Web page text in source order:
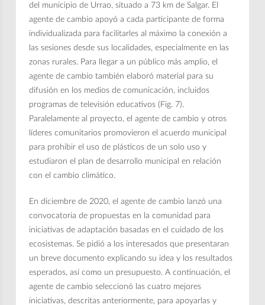
del municipio de Urrao, situado a 73 km de Salgar. El
agente de cambio apoyó a cada participante de forma
individualizada para facilitarles al máximo la conexión a
las sesiones desde sus localidades, especialmente en las
zonas rurales. Para llegar a un público más amplio, el
agente de cambio también elaboró material para su
difusión en los medios de comunicación, incluidos
programas de televisión educativos (Fig. 7).
Paralelamente al proyecto, el agente de cambio y otros
líderes comunitarios promovieron el acuerdo municipal
para prohibir el uso de plásticos de un solo uso y
estudiaron el plan de desarrollo municipal en relación
con el cambio climático.
En diciembre de 2020, el agente de cambio lanzó una
convocatoria de propuestas en la comunidad para
iniciativas de adaptación basadas en el cuidado de los
ecosistemas. Se pidió a los interesados que presentaran
un breve documento explicando su idea y los resultados
esperados, así como un presupuesto. A continuación, el
agente de cambio seleccionó las cuatro mejores
iniciativas, descritas anteriormente, para apoyarlas y